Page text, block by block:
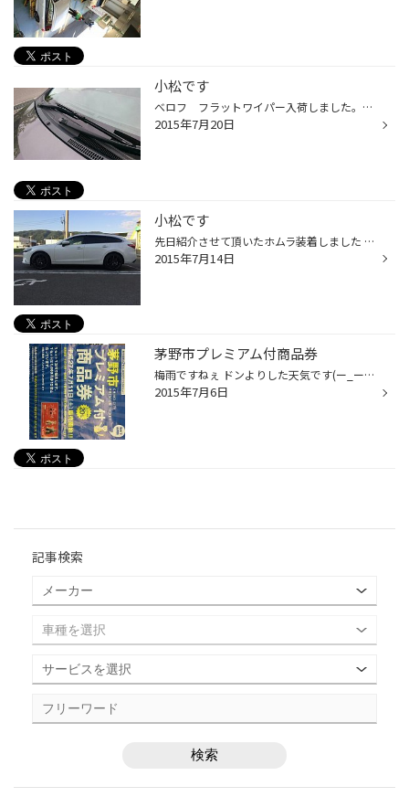
小松です
べロフ フラットワイパー入荷しました。特殊シリコンゴム採用により、ビビらない。 輸入車にも対応（適合確認要）しています。 私が個人的に着けてみましたが、かなり良いです。 サイズは１４サイズ。 今年の冬に降雪時の性能も確かめて、報告いたします。 梅雨明けしてますが、ワイパーは車の重...
2015年7月20日
小松です
先日紹介させて頂いたホムラ装着しました 新型アテンザにホムラ２Ｘ５Ｓ １９インチ 迫力あってカッコイイですよ!(^^)! Ｙ様いつも有難う御座います 写真が少し暗くてすみません^^;
2015年7月14日
茅野市プレミアム付商品券
梅雨ですねぇ ドンよりした天気です(ー_ー) 最近流行のプレミアム商品券今週末 遂に茅野市でも販売します！！ そしてタイヤ館すわでもご利用頂けます!(^^)! タイヤ館すわと名乗っていますが住所は茅野市なのです(^_^.) プレミアム率は一万円分買うと一万二千円分の商品券に！！ なんと２０％！！す...
2015年7月6日
記事検索